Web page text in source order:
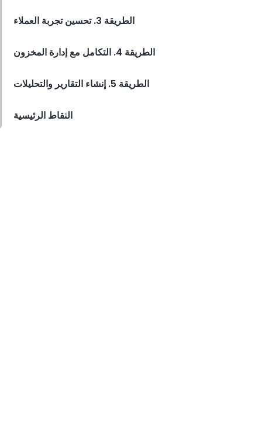
الطريقة 3. تحسين تجربة العملاء
الطريقة 4. التكامل مع إدارة المخزون
الطريقة 5. إنشاء التقارير والتحليلات
النقاط الرئيسية